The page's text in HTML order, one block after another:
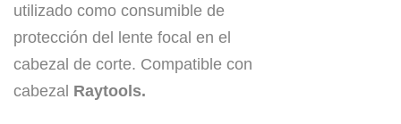
utilizado como consumible de
protección del lente focal en el
cabezal de corte. Compatible con
cabezal Raytools.